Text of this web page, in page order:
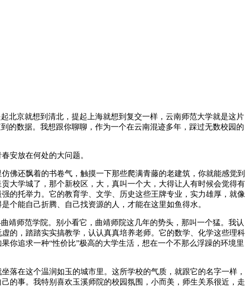
北京就想到清北，提起上海就想到复交一样，云南师范大学就是这片
的数据。我想跟你聊聊，作为一个在云南混迹多年，踩过无数校园的
安放在何处的大问题。
佛还飘着的书卷气，触摸一下那些爬满青藤的老建筑，你就能感觉到
大学城了，那个新校区，大，真叫一个大，大得让人有时候会觉得有
的托举力。它的教育学、文学、历史这些王牌专业，实力雄厚，就像
个能自己折腾、自己找资源的人，才能在这里如鱼得水。
师范学院。别小看它，曲靖师院这几年的势头，那叫一个猛。我认
的，踏踏实实搞教学，认认真真培养老师。它的数学、化学这些理科
你追求一种“性价比”极高的大学生活，想在一个不那么浮躁的环境里
落在这个温润如玉的城市里。这所学校的气质，就跟它的名字一样，
的事。我特别喜欢玉溪师院的校园氛围，小而美，师生关系很近，走